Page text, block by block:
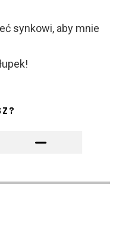
synkowi, aby mnie